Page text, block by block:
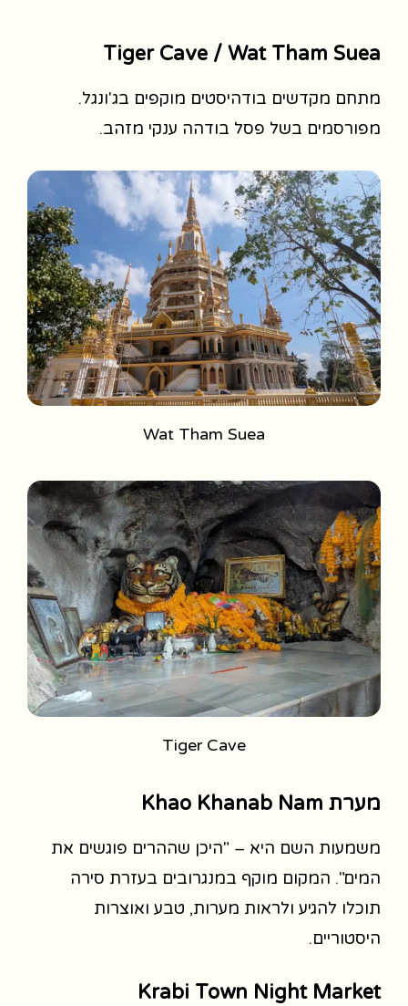
Tiger Cave / Wat Tham Suea
מתחם מקדשים בודהיסטים מוקפים בג'ונגל.
מפורסמים בשל פסל בודהה ענקי מזהב.
Wat Tham Suea
Tiger Cave
מערת Khao Khanab Nam
משמעות השם היא – "היכן שההרים פוגשים את
המים". המקום מוקף במנגרובים בעזרת סירה
תוכלו להגיע ולראות מערות, טבע ואוצרות
היסטוריים.
Krabi Town Night Market